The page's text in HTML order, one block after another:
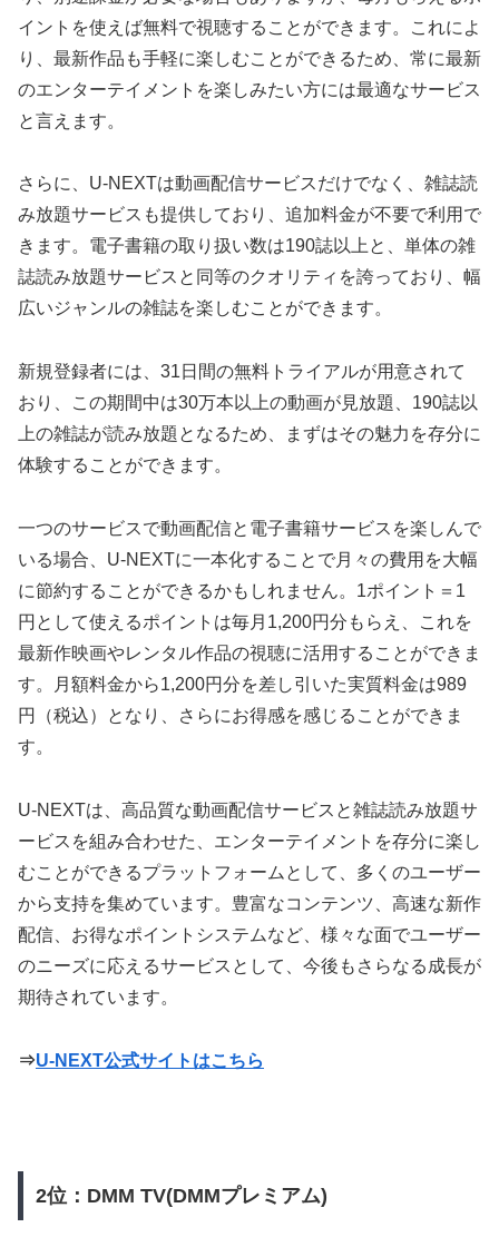
イントを使えば無料で視聴することができます。これによ
り、最新作品も手軽に楽しむことができるため、常に最新
のエンターテイメントを楽しみたい方には最適なサービス
と言えます。
さらに、U-NEXTは動画配信サービスだけでなく、雑誌読
み放題サービスも提供しており、追加料金が不要で利用で
きます。電子書籍の取り扱い数は190誌以上と、単体の雑
誌読み放題サービスと同等のクオリティを誇っており、幅
広いジャンルの雑誌を楽しむことができます。
新規登録者には、31日間の無料トライアルが用意されて
おり、この期間中は30万本以上の動画が見放題、190誌以
上の雑誌が読み放題となるため、まずはその魅力を存分に
体験することができます。
一つのサービスで動画配信と電子書籍サービスを楽しんで
いる場合、U-NEXTに一本化することで月々の費用を大幅
に節約することができるかもしれません。1ポイント＝1
円として使えるポイントは毎月1,200円分もらえ、これを
最新作映画やレンタル作品の視聴に活用することができま
す。月額料金から1,200円分を差し引いた実質料金は989
円（税込）となり、さらにお得感を感じることができま
す。
U-NEXTは、高品質な動画配信サービスと雑誌読み放題サ
ービスを組み合わせた、エンターテイメントを存分に楽し
むことができるプラットフォームとして、多くのユーザー
から支持を集めています。豊富なコンテンツ、高速な新作
配信、お得なポイントシステムなど、様々な面でユーザー
のニーズに応えるサービスとして、今後もさらなる成長が
期待されています。
⇒U-NEXT公式サイトはこちら
2位：DMM TV(DMMプレミアム)